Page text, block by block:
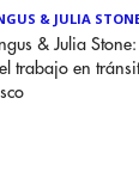
& JULIA
& Julia
trabajo en